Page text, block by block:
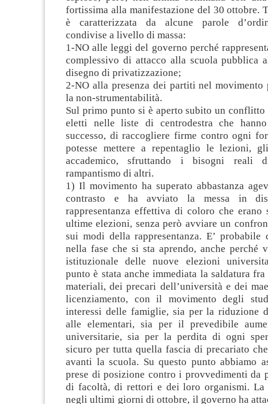
fortissima alla manifestazione del 30 ottobre.
è caratterizzata da alcune parole
condivise a livello di massa:
1-NO alle leggi del governo perché
complessivo di attacco alla scuola pubblica
disegno di privatizzazione;
2-NO alla presenza dei partiti nel movimento
la non-strumentabilità.
Sul primo punto si è aperto subito un
eletti nelle liste di centrodestra che hanno
successo, di raccogliere firme contro ogni
potesse mettere a repentaglio le lezioni,
accademico, sfruttando i bisogni
rampantismo di altri.
1) Il movimento ha superato abbastanza
contrasto e ha avviato la messa in
rappresentanza effettiva di coloro che
ultime elezioni, senza però avviare un
sui modi della rappresentanza. E’ probabile
nella fase che si sta aprendo, anche perché
istituzionale delle nuove elezioni
punto è stata anche immediata la saldatura
materiali, dei precari dell’università e dei
licenziamento, con il movimento degli
interessi delle famiglie, sia per la riduzione
alle elementari, sia per il prevedibile
universitarie, sia per la perdita di ogni
sicuro per tutta quella fascia di precariato
avanti la scuola. Su questo punto abbiamo
prese di posizione contro i provvedimenti da
di facoltà, di rettori e dei loro organismi. La
negli ultimi giorni di ottobre, il governo ha